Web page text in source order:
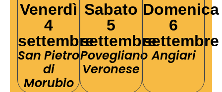
Venerdì
4
settembre
San Pietro
di
Morubio
Sabato
5
settembre
Povegliano
Veronese
Domenica
6
settembre
Angiari